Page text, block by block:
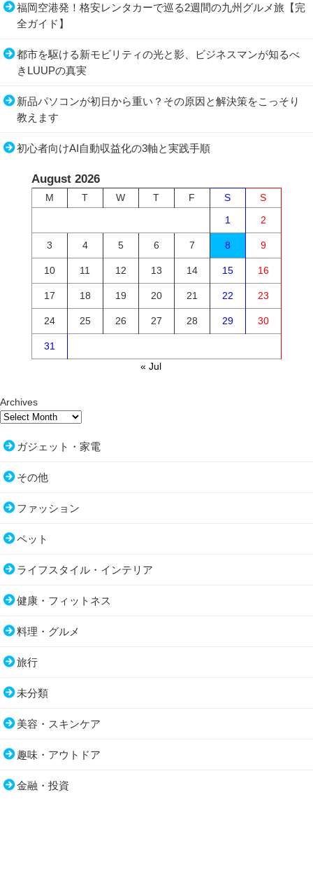
福岡空港発！格安レンタカーで巡る2週間の九州グルメ旅【完
全ガイド】
都市を駆ける新モビリティの光と影、ビジネスマンが知るべ
きLUUPの真実
新品パソコンが初日から重い？その原因と解決策をこっそり
教えます
初心者向けAI自動収益化の3軸と実践手順
August 2026
M T W T F S
S
1
2
3 4 5 6 7 8 9
10 11 12 13 14 15 16
17 18 19 20 21 22 23
24 25 26 27 28 29 30
31
« Jul
Archives
ガジェット・家電
その他
ファッション
ペット
ライフスタイル・インテリア
健康・フィットネス
料理・グルメ
旅行
未分類
美容・スキンケア
趣味・アウトドア
金融・投資